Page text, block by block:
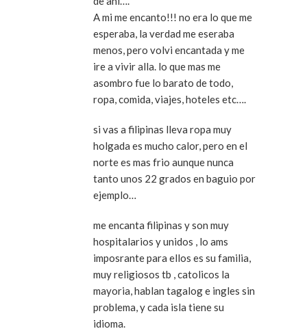
A mi me encanto!!! no era lo que me
esperaba, la verdad me eseraba
menos, pero volvi encantada y me
ire a vivir alla. lo que mas me
asombro fue lo barato de todo,
ropa, comida, viajes, hoteles etc….
si vas a filipinas lleva ropa muy
holgada es mucho calor, pero en el
norte es mas frio aunque nunca
tanto unos 22 grados en baguio por
ejemplo…
me encanta filipinas y son muy
hospitalarios y unidos , lo ams
imposrante para ellos es su familia,
muy religiosos tb , catolicos la
mayoria, hablan tagalog e ingles sin
problema, y cada isla tiene su
idioma.